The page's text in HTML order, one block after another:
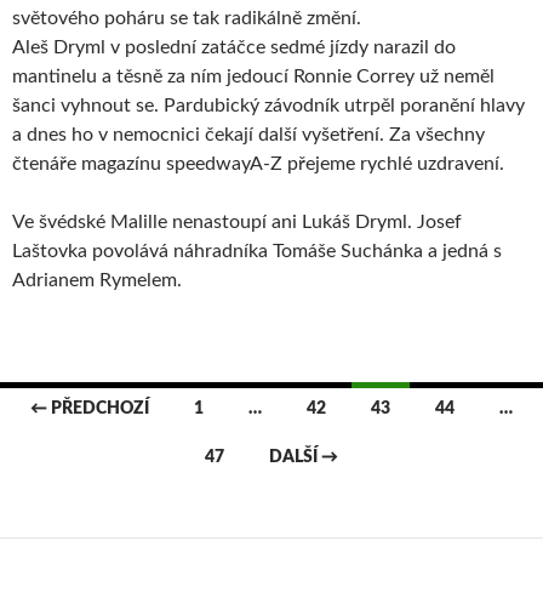
světového poháru se tak radikálně změní.
Aleš Dryml v poslední zatáčce sedmé jízdy narazil do
mantinelu a těsně za ním jedoucí Ronnie Correy už neměl
šanci vyhnout se. Pardubický závodník utrpěl poranění hlavy
a dnes ho v nemocnici čekají další vyšetření. Za všechny
čtenáře magazínu speedwayA-Z přejeme rychlé uzdravení.
Ve švédské Malille nenastoupí ani Lukáš Dryml. Josef
Laštovka povolává náhradníka Tomáše Suchánka a jedná s
Adrianem Rymelem.
příspěvky
← PŘEDCHOZÍ 1 … 42 43 44 …
47 DALŠÍ →